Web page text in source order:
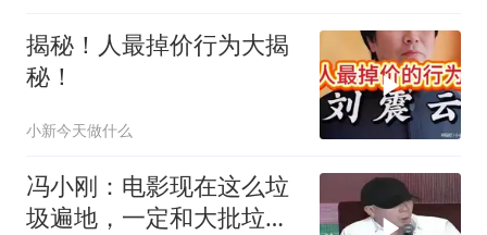
揭秘！人最掉价行为大揭
秘！
小新今天做什么
冯小刚：电影现在这么垃
圾遍地，一定和大批垃圾